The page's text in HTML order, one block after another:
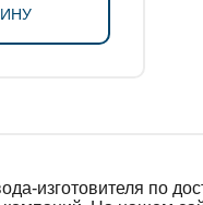
изготовителя по